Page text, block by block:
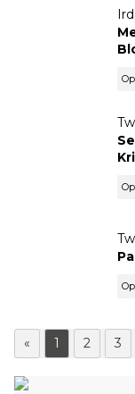
« 1 2 3